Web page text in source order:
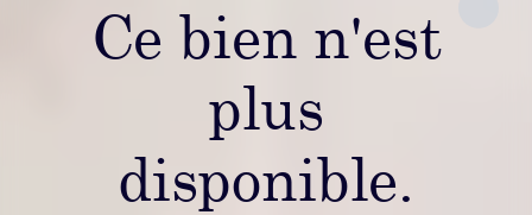
Ce bien n'est
plus
disponible.